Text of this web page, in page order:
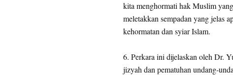
kita menghormati hak Muslim
meletakkan sempadan yang jelas
kehormatan dan syiar Islam.
6. Perkara ini dijelaskan oleh Dr.
jizyah dan pematuhan undang-